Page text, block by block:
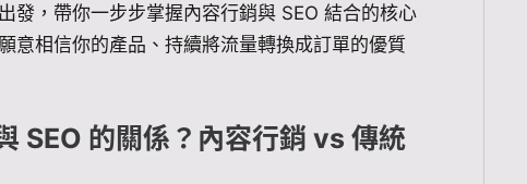
發，帶你一步步掌握內容行銷與 SEO 結合的核心
意相信你的產品、持續將流量轉換成訂單的優質
SEO 的關係？內容行銷 vs 傳統